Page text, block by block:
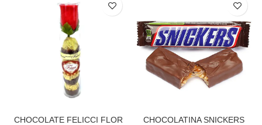
CHOCOLATE FELICCI FLOR
CHOCOLATINA SNICKERS